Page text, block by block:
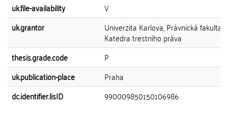
uk.file-availability
V
uk.grantor
Univerzita Karlova, Právnická fakulta,
Katedra trestního práva
thesis.grade.code
P
uk.publication-place
Praha
dc.identifier.lisID
990009850150106986